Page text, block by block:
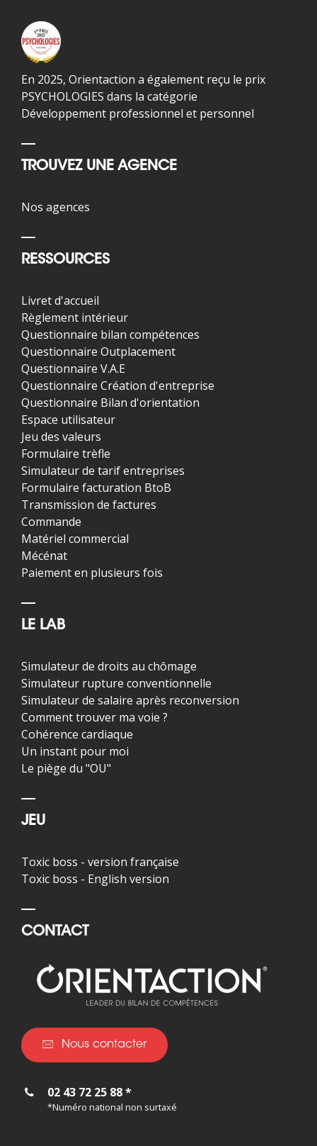
En 2025, Orientaction a également reçu le prix
PSYCHOLOGIES dans la catégorie
Développement professionnel et personnel
TROUVEZ UNE AGENCE
Nos agences
RESSOURCES
Livret d'accueil
Règlement intérieur
Questionnaire bilan compétences
Questionnaire Outplacement
Questionnaire V.A.E
Questionnaire Création d'entreprise
Questionnaire Bilan d'orientation
Espace utilisateur
Jeu des valeurs
Formulaire trèfle
Simulateur de tarif entreprises
Formulaire facturation BtoB
Transmission de factures
Commande
Matériel commercial
Mécénat
Paiement en plusieurs fois
LE LAB
Simulateur de droits au chômage
Simulateur rupture conventionnelle
Simulateur de salaire après reconversion
Comment trouver ma voie ?
Cohérence cardiaque
Un instant pour moi
Le piège du "OU"
JEU
Toxic boss - version française
Toxic boss - English version
CONTACT
Nous contacter
02 43 72 25 88 *
*Numéro national non surtaxé